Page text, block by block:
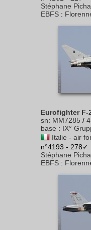
Stéphane
EBFS :
Eurofighter F-
sn: MM7285 /
base : IX°
Italie - air
n°4193 - 278✓
Stéphane
EBFS :